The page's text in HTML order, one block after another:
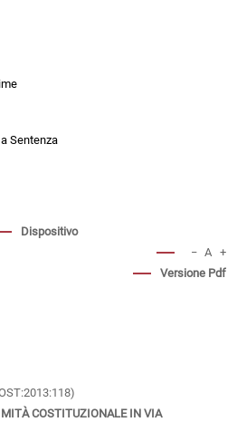
Dispositivo
− A +
Versione Pdf
COSTITUZIONALE IN VIA